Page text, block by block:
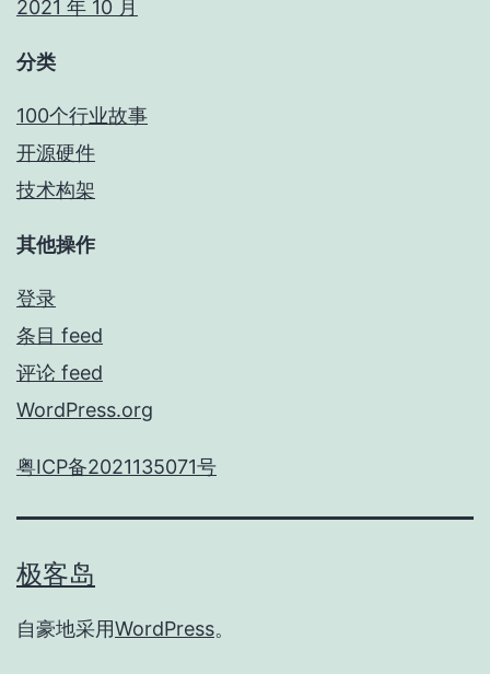
2021 年 10 月
分类
100个行业故事
开源硬件
技术构架
其他操作
登录
条目 feed
评论 feed
WordPress.org
粤ICP备2021135071号
极客岛
自豪地采用WordPress。